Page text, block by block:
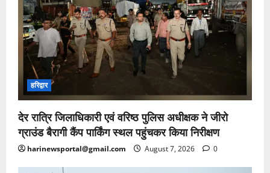
हरिद्वार
देर रात्रि जिलाधिकारी एवं वरिष्ठ पुलिस अधीक्षक ने जीरो
ग्राउंड बैरागी कैंप पार्किंग स्थल पहुंचकर किया निरीक्षण
harinewsportal@gmail.com August 7, 2026 0